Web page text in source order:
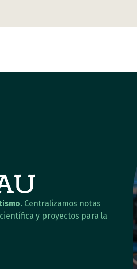
Centralizamos notas
y proyectos para la